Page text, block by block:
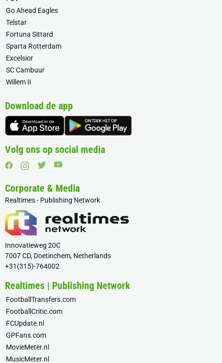
Go Ahead Eagles
Telstar
Fortuna Sittard
Sparta Rotterdam
Excelsior
SC Cambuur
Willem II
Download de app
Volg ons op social media
Corporate & Media
Realtimes - Publishing Network
Innovatieweg 20C
7007 CD, Doetinchem, Netherlands
+31(315)-764002
Realtimes | Publishing Network
FootballTransfers.com
FootballCritic.com
FCUpdate.nl
GPFans.com
MovieMeter.nl
MusicMeter.nl